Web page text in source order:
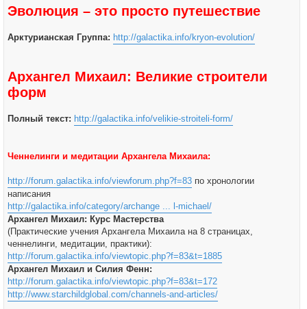
Эволюция – это просто путешествие
Арктурианская Группа: http://galactika.info/kryon-evolution/
Архангел Михаил: Великие строители
форм
Полный текст: http://galactika.info/velikie-stroiteli-form/
Ченнелинги и медитации Архангела Михаила:
http://forum.galactika.info/viewforum.php?f=83 по хронологии
написания
http://galactika.info/category/archange ... l-michael/
Архангел Михаил: Курс Мастерства
(Практические учения Архангела Михаила на 8 страницах,
ченнелинги, медитации, практики):
http://forum.galactika.info/viewtopic.php?f=83&t=1885
Архангел Михаил и Силия Фенн:
http://forum.galactika.info/viewtopic.php?f=83&t=172
http://www.starchildglobal.com/channels-and-articles/